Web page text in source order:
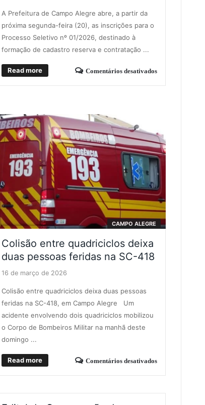
A Prefeitura de Campo Alegre abre, a partir da
próxima segunda-feira (20), as inscrições para o
Processo Seletivo nº 01/2026, destinado à
formação de cadastro reserva e contratação ...
Read more Comentários desativados
CAMPO ALEGRE
Colisão entre quadriciclos deixa
duas pessoas feridas na SC-418
16 de março de 2026
Colisão entre quadriciclos deixa duas pessoas
feridas na SC-418, em Campo Alegre Um
acidente envolvendo dois quadriciclos mobilizou
o Corpo de Bombeiros Militar na manhã deste
domingo ...
Read more Comentários desativados